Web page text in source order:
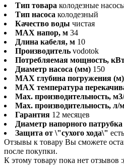
Тип товара колодезные
Тип насоса колодезный
Качество воды чистая
MAX напор, м 34
Длина кабеля, м 10
Производитель vodotok
Потребляемая мощность,
Диаметр насоса (мм) 150
MAX глубина погружения (м)
MAX температура
Max. производительность,
Max. производительность, л/
Гарантия 12 месяцев
Диаметр напорного патрубка
Защита от \"сухого хода\" есть
Отзывы к товару Вы сможете
после покупки.
К этому товару пока нет отзывов